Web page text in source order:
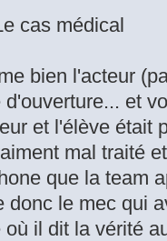
cas médical
bien l'acteur
d'ouverture... et
et l'élève était
mal traité
que la team
donc le mec qui
où il dit la vérité